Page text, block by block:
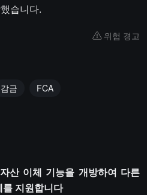
습니다.
위험 경고
감금 FCA
산 이체 기능을 개방하여 다른
지원합니다